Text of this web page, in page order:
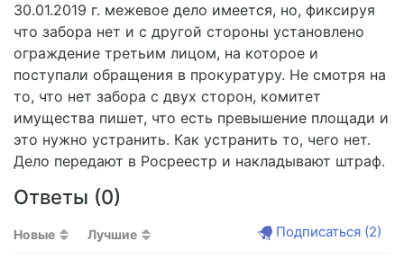
30.01.2019 г. межевое дело имеется, но, фиксируя
что забора нет и с другой стороны установлено
ограждение третьим лицом, на которое и
поступали обращения в прокуратуру. Не смотря на
то, что нет забора с двух сторон, комитет
имущества пишет, что есть превышение площади и
это нужно устранить. Как устранить то, чего нет.
Дело передают в Росреестр и накладывают штраф.
Ответы (0)
Новые Лучшие Подписаться (2)